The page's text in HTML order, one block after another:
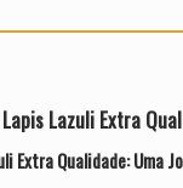
Lazuli Extra
Extra Qualidade: Uma